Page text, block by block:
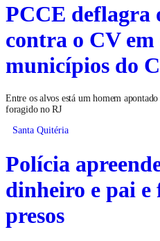
PCCE deflagra
contra o CV
municípios do
Entre os alvos está um homem
foragido no RJ
Santa Quitéria
Polícia
dinheiro e pai e
presos